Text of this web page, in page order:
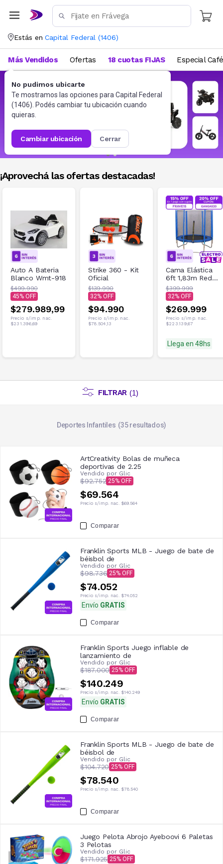
Estás en Capital Federal (1406)
No pudimos ubicarte
Te mostramos las opciones para Capital Federal
(1406). Podés cambiar tu ubicación cuando
quieras.
cambiar ubicación cerrar
Más Vendidos Ofertas 18 cuotas FIJAS Especial Café
¡Aprovechá las ofertas destacadas!
Auto A Bateria
Blanco Wmt-918
$499.990
45
$279.989,99
Precio s/imp. nac.
$231.396,69
Strike 360 - Kit
Oficial
$139.990
32
$94.990
Precio s/imp. nac.
$78.504,13
Cama Elástica
6ft 1,83m Red
de Seguridad
100kg Azul
$399.999
32
$269.999
Precio s/imp. nac.
$223.139,67
Llega en 48hs
FILTRAR (1)
Deportes Infantiles 35resultados
ArtCreativity Bolas de muñeca
deportivas de 2.25
Vendido por Glic
$92.752 25
$69.564
Precio s/imp. nac. $69.564
Comparar
Franklin Sports MLB - Juego de bate de
béisbol de
Vendido por Glic
$98.736 25
$74.052
Precio s/imp. nac. $74.052
Envío GRATIS
Comparar
Franklin Sports Juego inflable de
lanzamiento de
Vendido por Glic
$187.000 25
$140.249
Precio s/imp. nac. $140.249
Envío GRATIS
Comparar
Franklin Sports MLB - Juego de bate de
béisbol de
Vendido por Glic
$104.720 25
$78.540
Precio s/imp. nac. $78.540
Comparar
Juego Pelota Abrojo Ayeboovi 6 Paletas
3 Pelotas
Vendido por Glic
$171.925 25